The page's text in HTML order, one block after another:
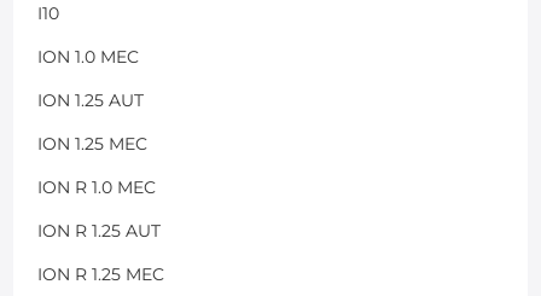
I10
ION 1.0 MEC
ION 1.25 AUT
ION 1.25 MEC
ION R 1.0 MEC
ION R 1.25 AUT
ION R 1.25 MEC